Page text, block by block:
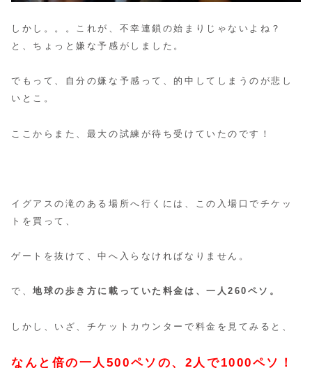
しかし。。。これが、不幸連鎖の始まりじゃないよね？
と、ちょっと嫌な予感がしました。
でもって、自分の嫌な予感って、的中してしまうのが悲し
いとこ。
ここからまた、最大の試練が待ち受けていたのです！
イグアスの滝のある場所へ行くには、この入場口でチケッ
トを買って、
ゲートを抜けて、中へ入らなければなりません。
で、地球の歩き方に載っていた料金は、一人260ペソ。
しかし、いざ、チケットカウンターで料金を見てみると、
なんと倍の一人500ペソの、2人で1000ペソ！